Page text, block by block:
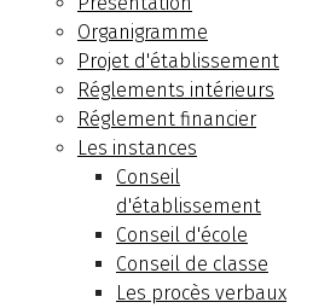
Organigramme
Projet d'établissement
Réglements intérieurs
Réglement financier
Les instances
Conseil
d'établissement
Conseil d'école
Conseil de classe
Les procès verbaux